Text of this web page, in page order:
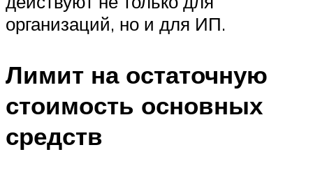
организаций, но и для ИП.
Лимит на остаточную
стоимость основных
средств